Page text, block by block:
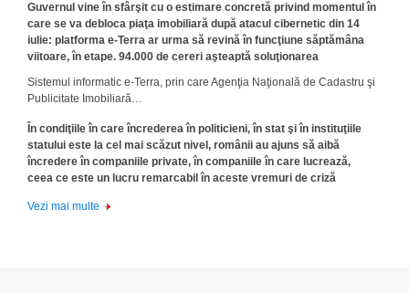
Guvernul vine în sfârşit cu o estimare concretă privind momentul în
care se va debloca piaţa imobiliară după atacul cibernetic din 14
iulie: platforma e-Terra ar urma să revină în funcţiune săptămâna
viitoare, în etape. 94.000 de cereri aşteaptă soluţionarea
Sistemul informatic e-Terra, prin care Agenţia Naţională de Cadastru şi
Publicitate Imobiliară…
În condiţiile în care încrederea în politicieni, în stat şi în instituţiile
statului este la cel mai scăzut nivel, românii au ajuns să aibă
încredere în companiile private, în companiile în care lucrează,
ceea ce este un lucru remarcabil în aceste vremuri de criză
Vezi mai multe